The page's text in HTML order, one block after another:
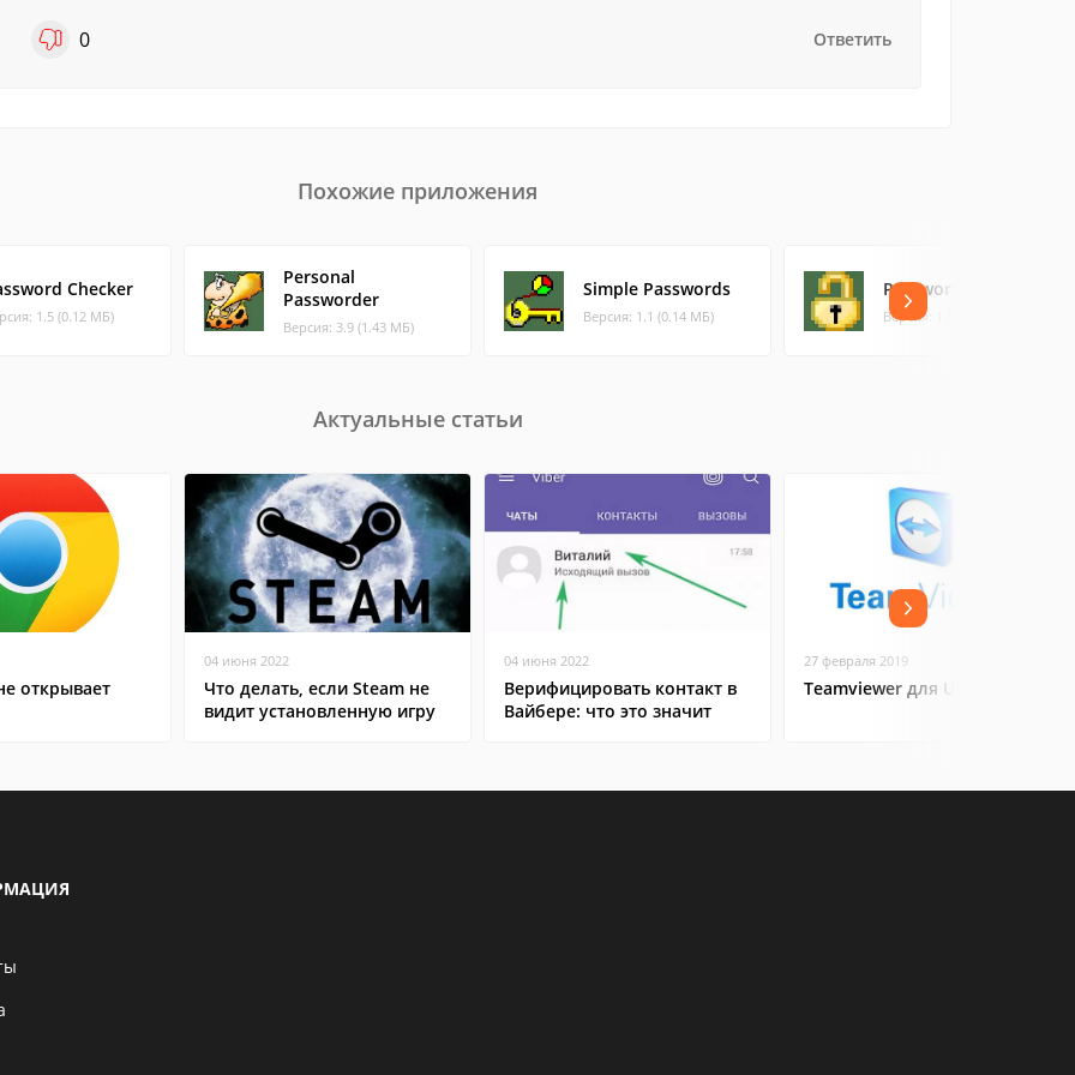
0 Ответить
Похожие приложения
Checker
1.5 (0.12 МБ)
Personal
Passworder
Версия: 3.9 (1.43 МБ)
Simple Passwords
Версия: 1.1 (0.14 МБ)
Password Safe
Версия: 1.0 (1 МБ)
Актуальные статьи
открывает
04 июня 2022
Что делать, если Steam не
видит установленную игру
04 июня 2022
Верифицировать контакт в
Вайбере: что это значит
27 февраля 2019
Teamviewer для Ubuntu